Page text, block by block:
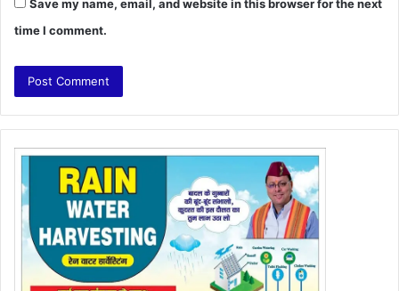
Save my name, email, and website in this browser for the next
time I comment.